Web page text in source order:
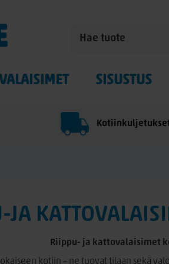
VALAISIMET SISUSTUS
JA
Riippu- ja kattovalaisimet
kotiin – ne tuovat tilaan sekä